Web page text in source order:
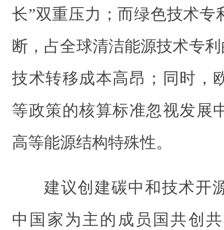
长”双重压力；而绿色技术专
断，占全球清洁能源技术专
技术转移成本高昂；同时，
等政策的核算标准忽视发展
高等能源结构特殊性。
建议创建碳中和技术开
中国家为主的成员国共创